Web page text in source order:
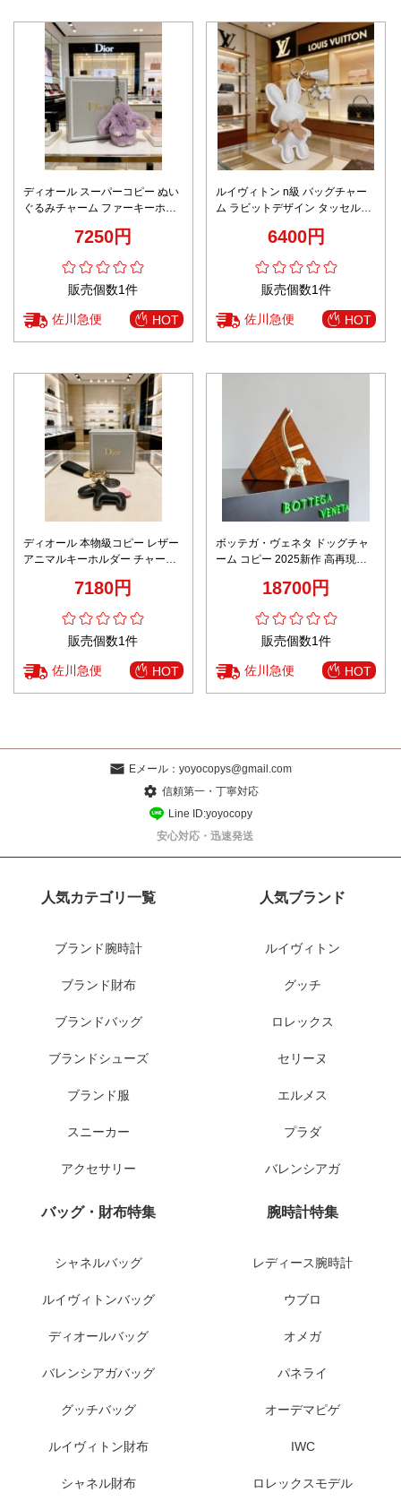
ディオール スーパーコピー ぬい
ぐるみチャーム ファーキーホル
7250円
販売個数1件
佐川急便 HOT
ルイヴィトン n級 バッグチャー
ム ラビットデザイン タッセル付
6400円
販売個数1件
佐川急便 HOT
ディオール 本物級コピー レザー
アニマルキーホルダー チャーム
7180円
販売個数1件
佐川急便 HOT
ボッテガ・ヴェネタ ドッグチャ
ーム コピー 2025新作 高再現度
心サイトで人気上昇中
18700円
販売個数1件
佐川急便 HOT
Eメール： yoyocopys@gmail.com
信頼第一・丁寧対応
Line ID:yoyocopy
安心対応・迅速発送
人気カテゴリ一覧
ブランド腕時計
ブランド財布
ブランドバッグ
ブランドシューズ
ブランド服
スニーカー
アクセサリー
人気ブランド
ルイヴィトン
グッチ
ロレックス
セリーヌ
エルメス
プラダ
バレンシアガ
バッグ・財布特集
シャネルバッグ
ルイヴィトンバッグ
ディオールバッグ
バレンシアガバッグ
グッチバッグ
ルイヴィトン財布
シャネル財布
腕時計特集
レディース腕時計
ウブロ
オメガ
パネライ
オーデマピゲ
IWC
ロレックスモデル